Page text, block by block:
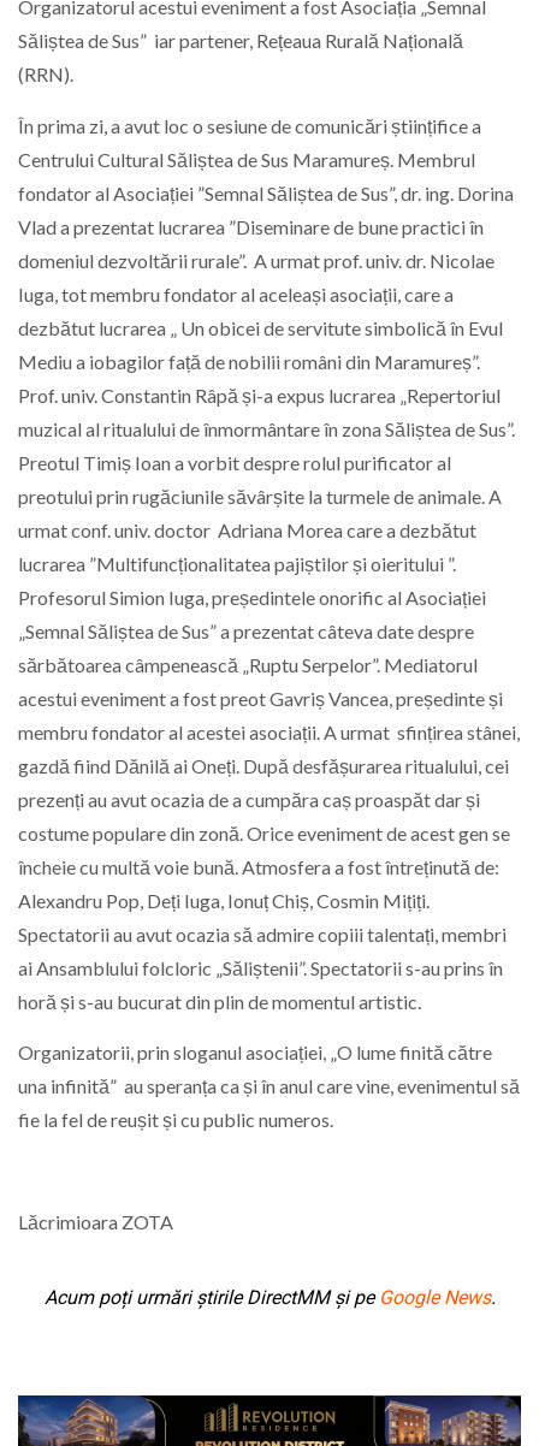
Organizatorul acestui eveniment a fost Asociația „Semnal
Săliștea de Sus” iar partener, Rețeaua Rurală Națională
(RRN).
În prima zi, a avut loc o sesiune de comunicări științifice a
Centrului Cultural Săliștea de Sus Maramureș. Membrul
fondator al Asociației ”Semnal Săliștea de Sus”, dr. ing. Dorina
Vlad a prezentat lucrarea ”Diseminare de bune practici în
domeniul dezvoltării rurale”. A urmat prof. univ. dr. Nicolae
Iuga, tot membru fondator al aceleași asociații, care a
dezbătut lucrarea „ Un obicei de servitute simbolică în Evul
Mediu a iobagilor față de nobilii români din Maramureș”.
Prof. univ. Constantin Râpă și-a expus lucrarea „Repertoriul
muzical al ritualului de înmormântare în zona Săliștea de Sus”.
Preotul Timiș Ioan a vorbit despre rolul purificator al
preotului prin rugăciunile săvârșite la turmele de animale. A
urmat conf. univ. doctor Adriana Morea care a dezbătut
lucrarea ”Multifuncționalitatea pajiștilor și oieritului ”.
Profesorul Simion Iuga, președintele onorific al Asociației
„Semnal Săliștea de Sus” a prezentat câteva date despre
sărbătoarea câmpenească „Ruptu Serpelor”. Mediatorul
acestui eveniment a fost preot Gavriș Vancea, președinte și
membru fondator al acestei asociații. A urmat sfințirea stânei,
gazdă fiind Dănilă ai Oneți. După desfășurarea ritualului, cei
prezenți au avut ocazia de a cumpăra caș proaspăt dar și
costume populare din zonă. Orice eveniment de acest gen se
încheie cu multă voie bună. Atmosfera a fost întreținută de:
Alexandru Pop, Deți Iuga, Ionuț Chiș, Cosmin Mițiți.
Spectatorii au avut ocazia să admire copiii talentați, membri
ai Ansamblului folcloric „Săliștenii”. Spectatorii s-au prins în
horă și s-au bucurat din plin de momentul artistic.
Organizatorii, prin sloganul asociației, „O lume finită către
una infinită” au speranța ca și în anul care vine, evenimentul să
fie la fel de reușit și cu public numeros.
Lăcrimioara ZOTA
Acum poți urmări știrile DirectMM și pe Google News.